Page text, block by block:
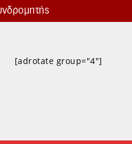
[adrotate group="4"]